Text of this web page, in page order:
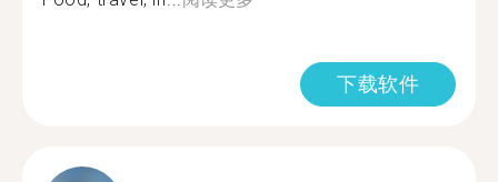
下载软件